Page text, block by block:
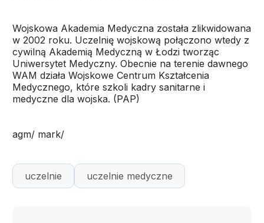
Wojskowa Akademia Medyczna została zlikwidowana
w 2002 roku. Uczelnię wojskową połączono wtedy z
cywilną Akademią Medyczną w Łodzi tworząc
Uniwersytet Medyczny. Obecnie na terenie dawnego
WAM działa Wojskowe Centrum Kształcenia
Medycznego, które szkoli kadry sanitarne i
medyczne dla wojska. (PAP)
agm/ mark/
uczelnie uczelnie medyczne